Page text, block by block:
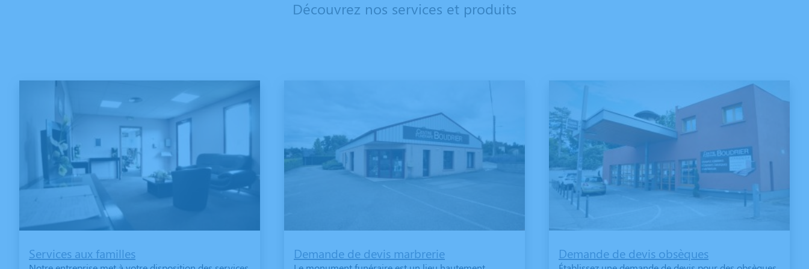
Découvrez nos services et produits
Services aux familles Demande de devis marbrerie Demande de devis obsèques